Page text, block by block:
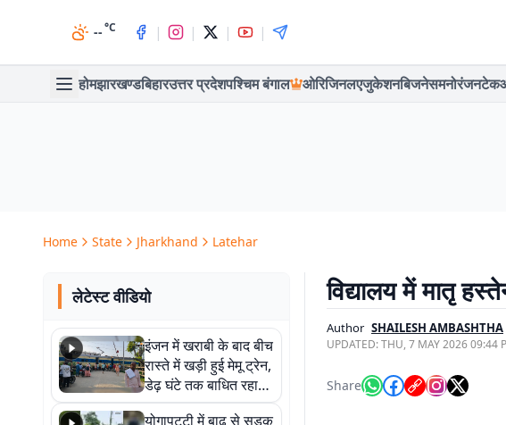
--°C | | | |
होमझारखण्डबिहारउत्तर प्रदेशपश्चिम बंगाल ओरिजिनलएजुकेशनबिजनेसमनोरंजनटेक
Home State Jharkhand Latehar
लेटेस्ट वीडियो
इंजन में खराबी के बाद बीच
रास्ते में खड़ी हुई मेमू ट्रेन,
डेढ़ घंटे तक बाधित रहा
आवागमन
योगापट्टी में बाढ़ से सड़क
विद्यालय में मातृ
Author SHAILESH AMBASHTHA
UPDATED:THU, 7 MAY 2026 09:44
Share